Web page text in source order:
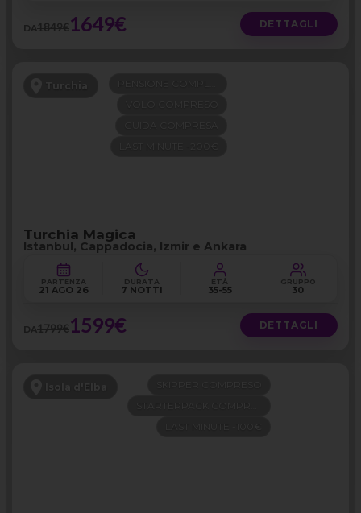
DA1849€1649€ DETTAGLI
Turchia
Turchia Magica
Istanbul, Cappadocia, Izmir e Ankara
PARTENZA
21 AGO 26
DURATA
7 NOTTI
ETÀ
35-55
GRUPPO
30
DA1799€1599€ DETTAGLI
Isola d'Elba